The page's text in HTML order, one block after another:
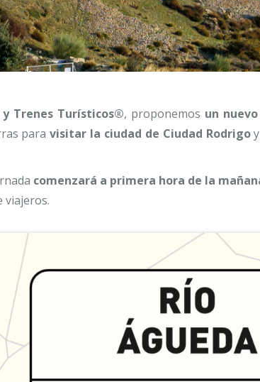
y Trenes Turísticos®, proponemos un
paravisitar la ciudad de Ciudad Rodrigoy
comenzará a primera hora de la
viajeros.